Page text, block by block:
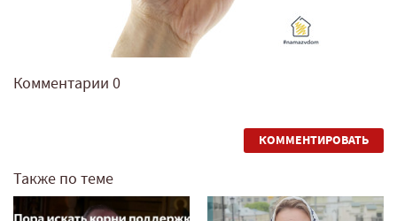
Комментарии 0
КОММЕНТИРОВАТЬ
Также по теме